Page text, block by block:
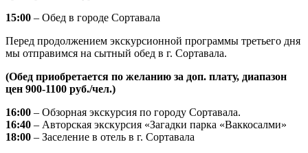
15:00 – Обед в городе Сортавала
Перед продолжением экскурсионной программы третьего дня
мы отправимся на сытный обед в г. Сортавала.
(Обед приобретается по желанию за доп. плату, диапазон
цен 900-1100 руб./чел.)
16:00 – Обзорная экскурсия по городу Сортавала.
16:40 – Авторская экскурсия «Загадки парка «Ваккосалми»
18:00 – Заселение в отель в г. Сортавала